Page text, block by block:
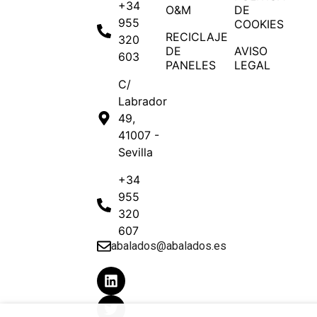
+34
955
320
603
C/
Labrador
49,
41007 -
Sevilla
+34
955
320
607
abalados@abalados.es
O&M
RECICLAJE
DE
PANELES
DE
COOKIES
AVISO
LEGAL